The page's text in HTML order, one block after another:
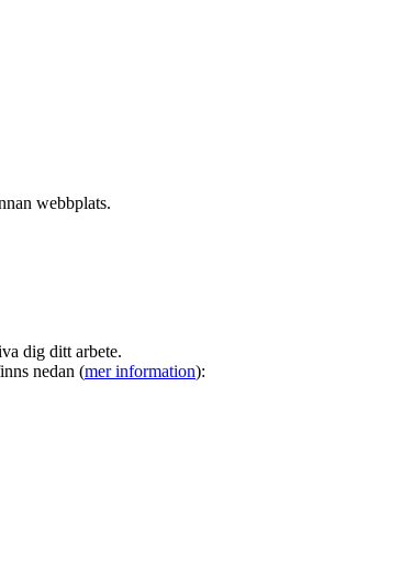
webbplats.
dig ditt arbete.
nedan (mer information):